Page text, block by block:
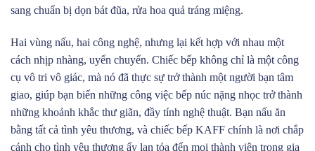
sang chuẩn bị dọn bát đũa, rửa hoa quả tráng miệng.
Hai vùng nấu, hai công nghệ, nhưng lại kết hợp với nhau một
cách nhịp nhàng, uyển chuyển. Chiếc bếp không chỉ là một công
cụ vô tri vô giác, mà nó đã thực sự trở thành một người bạn tâm
giao, giúp bạn biến những công việc bếp núc nặng nhọc trở thành
những khoảnh khắc thư giãn, đầy tính nghệ thuật. Bạn nấu ăn
bằng tất cả tình yêu thương, và chiếc bếp KAFF chính là nơi chắp
cánh cho tình yêu thương ấy lan tỏa đến mọi thành viên trong gia